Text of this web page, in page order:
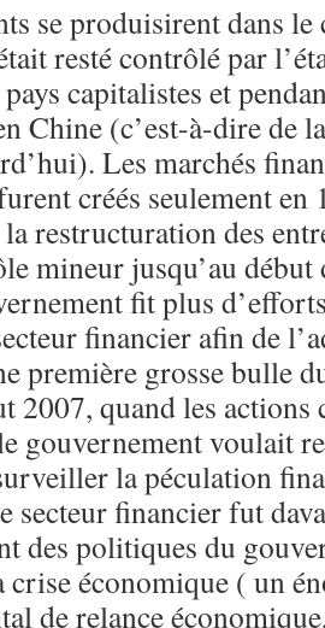
se produisirent dans le
resté contrôlé par
capitalistes et
Chine (c’est-à-dire de
Les marchés
créés seulement
restructuration des
mineur jusqu’au début
fit plus
financier afin de
première grosse bulle
2007, quand les
gouvernement voulait
la péculation
secteur financier fut
des politiques du
crise économique ( un
de relance